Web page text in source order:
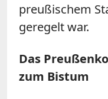
preußischem
geregelt war.
Das
zum Bistum